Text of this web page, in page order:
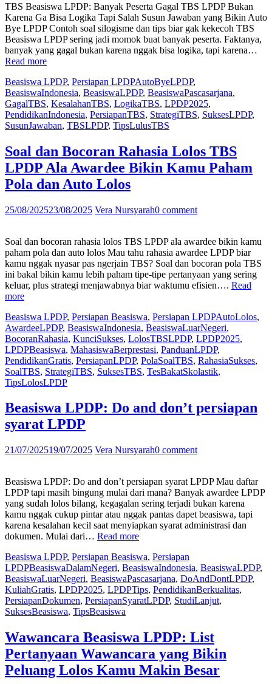
TBS Beasiswa LPDP: Banyak Peserta Gagal TBS LPDP Bukan
Karena Ga Bisa Logika Tapi Salah Susun Jawaban yang Bikin Auto
Bye LPDP Contoh soal silogisme dan tips biar gak kekecoh TBS
Beasiswa LPDP sering jadi momok buat banyak peserta. Faktanya,
banyak yang gagal bukan karena nggak bisa logika, tapi karena…
Read more“TBS
LPDP:
Banyak
Peserta
Gagal
TBS
Bukan
Karena
Ga
Bisa
Logika
Salah
yang
Bikin
Auto
Bye
LPDP”
Beasiswa LPDP, Persiapan LPDPAutoByeLPDP,
BeasiswaIndonesia, BeasiswaLPDP, BeasiswaPascasarjana,
GagalTBS, KesalahanTBS, LogikaTBS, LPDP2025,
PendidikanIndonesia, PersiapanTBS, StrategiTBS, SuksesLPDP,
SusunJawaban, TBSLPDP, TipsLulusTBS
Soal dan Bocoran Rahasia Lolos TBS
LPDP Ala Awardee Bikin Kamu Paham
Pola dan Auto Lolos
25/08/202523/08/2025 Vera Nursyarah0 comment
Soal dan bocoran rahasia lolos TBS LPDP ala awardee bikin kamu
paham pola dan auto lolos Mau tahu rahasia awardee LPDP biar
kamu nggak nyasar pas ngerjain TBS? Soal dan bocoran pola TBS
ini bakal bikin kamu lebih paham tipe-tipe pertanyaan yang sering
keluar, plus strategi menjawabnya biar waktumu efisien…. Read
more“Soal
Bocoran
Rahasia
Lolos
TBS
LPDP
Ala
Awardee
Kamu
Paham
Pola
Auto
Beasiswa LPDP, Persiapan Beasiswa, Persiapan LPDPAutoLolos,
AwardeeLPDP, BeasiswaIndonesia, BeasiswaLuarNegeri,
BocoranRahasia, KunciSukses, LolosTBSLPDP, LPDP2025,
LPDPBeasiswa, MahasiswaBerprestasi, PanduanLPDP,
PendidikanGratis, PersiapanLPDP, PolaSoalTBS, RahasiaSukses,
SoalTBS, StrategiTBS, SuksesTBS, TesBakatSkolastik,
TipsLolosLPDP
Beasiswa LPDP: Do and don’t persiapan
syarat LPDP
21/07/202519/07/2025 Vera Nursyarah0 comment
Beasiswa LPDP: Do and don’t persiapan syarat LPDP Mau daftar
LPDP tapi masih bingung mulai dari mana? Banyak awardee LPDP
yang sudah lolos bilang, kegagalan sering terjadi bukan karena
kamu nggak cukup pintar atau nggak pantas dapet beasiswa, tapi
karena kesalahan kecil saat menyiapkan syarat administrasi dan
dokumen. Mulai dari… Read more“Beasiswa
Do
and
don’t
persiapan
syarat
Beasiswa LPDP, Persiapan Beasiswa, Persiapan
LPDPBeasiswaDalamNegeri, BeasiswaIndonesia, BeasiswaLPDP,
BeasiswaLuarNegeri, BeasiswaPascasarjana, DoAndDontLPDP,
KuliahGratis, LPDP2025, LPDPTips, PendidikanBerkualitas,
PersiapanDokumen, PersiapanSyaratLPDP, StudiLanjut,
SuksesBeasiswa, TipsBeasiswa
Wawancara Beasiswa LPDP: List
Pertanyaan Wawancara yang Bikin
Peluang Lolos Kamu Makin Besar